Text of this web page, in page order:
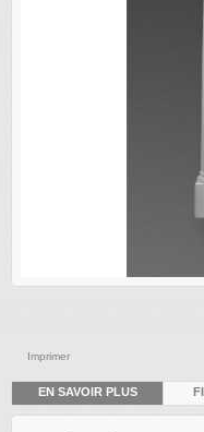
Imprimer
EN SAVOIR PLUS